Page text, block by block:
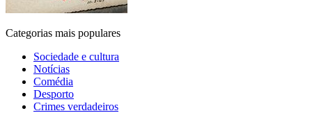
Categorias mais populares
Sociedade e cultura
Notícias
Comédia
Desporto
Crimes verdadeiros